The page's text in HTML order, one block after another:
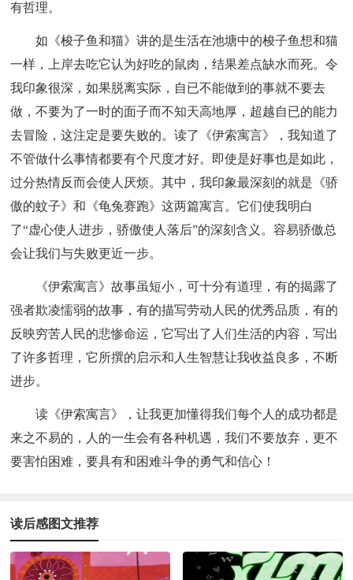
有哲理。
如《梭子鱼和猫》讲的是生活在池塘中的梭子鱼想和猫
一样，上岸去吃它认为好吃的鼠肉，结果差点缺水而死。令
我印象很深，如果脱离实际，自已不能做到的事就不要去
做，不要为了一时的面子而不知天高地厚，超越自已的能力
去冒险，这注定是要失败的。读了《伊索寓言》，我知道了
不管做什么事情都要有个尺度才好。即使是好事也是如此，
过分热情反而会使人厌烦。其中，我印象最深刻的就是《骄
傲的蚊子》和《龟兔赛跑》这两篇寓言。它们使我明白
了“虚心使人进步，骄傲使人落后”的深刻含义。容易骄傲总
会让我们与失败更近一步。
《伊索寓言》故事虽短小，可十分有道理，有的揭露了
强者欺凌懦弱的故事，有的描写劳动人民的优秀品质，有的
反映穷苦人民的悲惨命运，它写出了人们生活的内容，写出
了许多哲理，它所撰的启示和人生智慧让我收益良多，不断
进步。
读《伊索寓言》，让我更加懂得我们每个人的成功都是
来之不易的，人的一生会有各种机遇，我们不要放弃，更不
要害怕困难，要具有和困难斗争的勇气和信心！
读后感图文推荐